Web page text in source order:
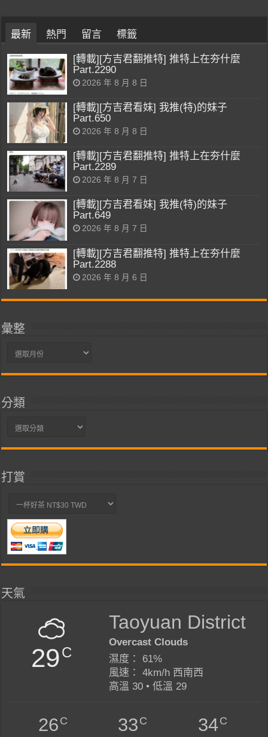
最新 熱門 留言 標籤
[轉載][方吉君翻推特] 推特上在夯什麼
Part.2290
2026 年 8 月 8 日
[轉載][方吉君看妹] 我推(特)的妹子
Part.650
2026 年 8 月 8 日
[轉載][方吉君翻推特] 推特上在夯什麼
Part.2289
2026 年 8 月 7 日
[轉載][方吉君看妹] 我推(特)的妹子
Part.649
2026 年 8 月 7 日
[轉載][方吉君翻推特] 推特上在夯什麼
Part.2288
2026 年 8 月 6 日
彙整
彙
分類
分
打賞
天氣
29C
Taoyuan District
Overcast Clouds
濕度： 61%
風速： 4km/h 西南西
高溫 30 • 低溫 29
26C 33C 34C